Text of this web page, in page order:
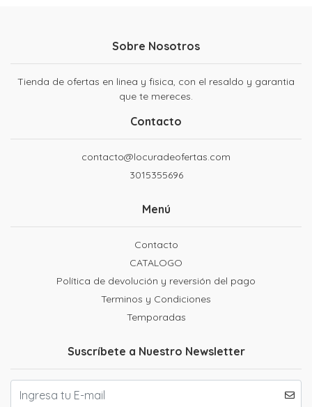
Sobre Nosotros
Tienda de ofertas en linea y fisica, con el resaldo y garantia
que te mereces.
Contacto
contacto@locuradeofertas.com
3015355696
Menú
Contacto
CATALOGO
Política de devolución y reversión del pago
Terminos y Condiciones
Temporadas
Suscríbete a Nuestro Newsletter